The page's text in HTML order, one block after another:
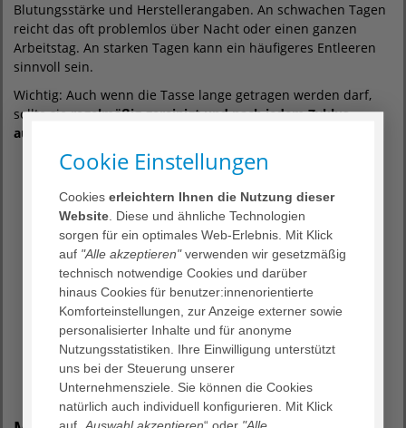
Blutungsstärke und Herstellerangaben. An schwachen Tagen
reicht das oft problemlos über Nacht oder einen ganzen
Arbeitstag. An starken Tagen kann ein häufigeres Entleeren
sinnvoll sein.
Wichtig: Auch wenn die Tasse lange getragen werden darf,
sollte sieregelmäßig gereinigt und nach jedem Zyklus
ausgekocht oder sterilisiert
Menstruationstasse kein Blut auf,
sondern sammelt es. Das kann für viele
Frauenangenehmersein und das
vaginale Milieu weniger
beeinflussen– vorausgesetzt, Hygiene
und Tragezeiten werden eingehalten.“
Cookie Einstellungen
Cookieserleichtern Ihnen die Nutzung dieser
Website . Diese und ähnliche Technologien
sorgen für ein optimales Web-Erlebnis. Mit Klick
auf "Alle akzeptieren"verwenden wir gesetzmäßig
technisch notwendige Cookies und darüber
hinaus Cookies für benutzer:innenorientierte
Komforteinstellungen, zur Anzeige externer sowie
personalisierter Inhalte und für anonyme
Nutzungsstatistiken. Ihre Einwilligung unterstützt
uns bei der Steuerung unserer
Unternehmensziele. Sie können die Cookies
natürlich auch individuell konfigurieren. Mit Klick
auf „Auswahl akzeptieren“ oder "Alle